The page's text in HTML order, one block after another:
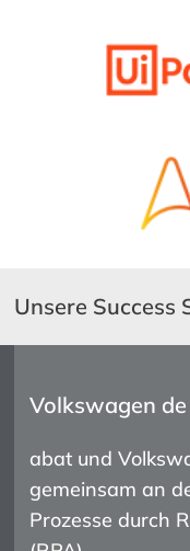
Unsere Success
Volkswagen
abat und
gemeinsam an
Prozesse durch